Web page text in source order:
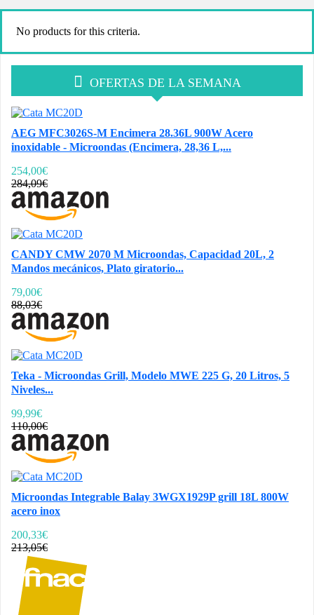
No products for this criteria.
OFERTAS DE LA SEMANA
AEG MFC3026S-M Encimera 28.36L 900W Acero
inoxidable - Microondas (Encimera, 28,36 L,...
254,00€
284,09€
CANDY CMW 2070 M Microondas, Capacidad 20L, 2
Mandos mecánicos, Plato giratorio...
79,00€
88,03€
Teka - Microondas Grill, Modelo MWE 225 G, 20 Litros, 5
Niveles...
99,99€
110,00€
Microondas Integrable Balay 3WGX1929P grill 18L 800W
acero inox
200,33€
213,05€